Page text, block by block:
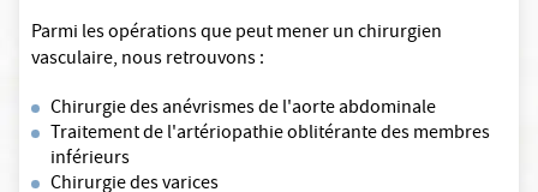
Parmi les opérations que peut mener un chirurgien
vasculaire, nous retrouvons :
Chirurgie des anévrismes de l'aorte abdominale
Traitement de l'artériopathie oblitérante des membres
inférieurs
Chirurgie des varices